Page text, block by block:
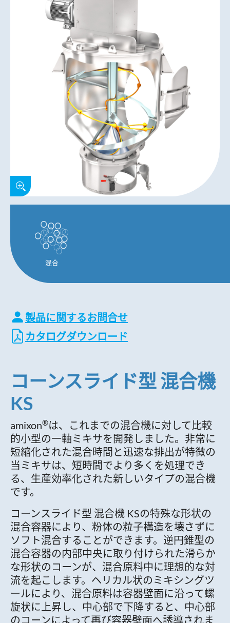
混合
製品に関するお問合せ
カタログダウンロード
コーンスライド型 混合機
KS
amixon®は、これまでの混合機に対して比較
的小型の一軸ミキサを開発しました。非常に
短縮化された混合時間と迅速な排出が特徴の
当ミキサは、短時間でより多くを処理でき
る、生産効率化された新しいタイプの混合機
です。
コーンスライド型 混合機 KSの特殊な形状の
混合容器により、粉体の粒子構造を壊さずに
ソフト混合することができます。逆円錐型の
混合容器の内部中央に取り付けられた滑らか
な形状のコーンが、混合原料中に理想的な対
流を起こします。ヘリカル状のミキシングツ
ールにより、混合原料は容器壁面に沿って螺
旋状に上昇し、中心部で下降すると、中心部
のコーンによって再び容器壁面へ誘導されま